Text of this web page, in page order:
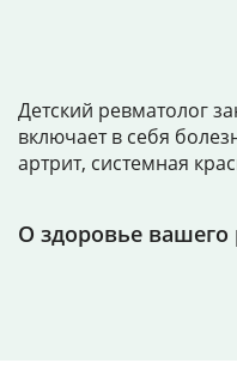
Детский ревматолог
включает в себя
артрит, системная
О здоровье вашего